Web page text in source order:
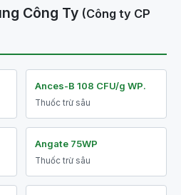
Công Ty (Công ty CP
Ances-B 108 CFU/g WP.
Thuốc trừ sâu
Angate 75WP
Thuốc trừ sâu